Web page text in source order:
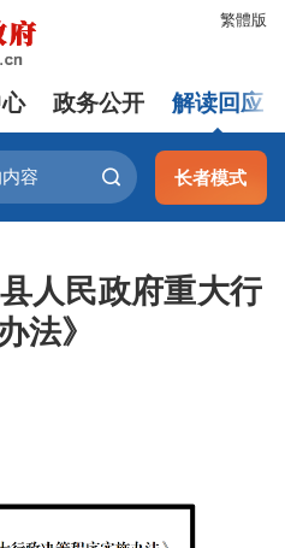
繁體版
政务公开 解读回应
长者模式
人民政府重大行
法》